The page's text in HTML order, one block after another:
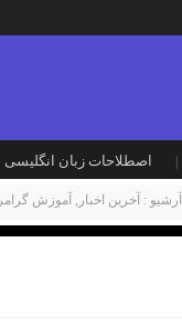
اصطلاحات زبان انگلیسی
آرشیو : آخرین اخبار , آموزش گرامر